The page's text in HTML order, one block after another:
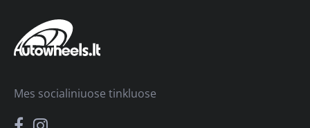
Mes socialiniuose tinkluose